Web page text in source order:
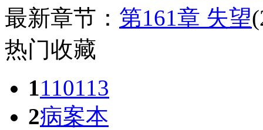
最新章节： 第161章 失望
热门收藏
1110113
2病案本